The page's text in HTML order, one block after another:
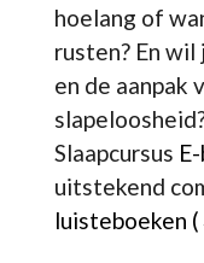
hoelang of
rusten? En
en de aanpak
Slaapcursus
uitstekend
luisteboeken